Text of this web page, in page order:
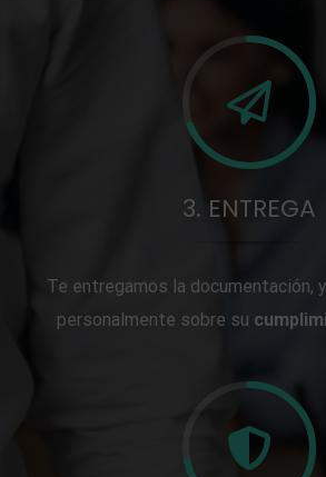
3. ENTREGA
Te entregamos la documentación,
personalmente sobre su